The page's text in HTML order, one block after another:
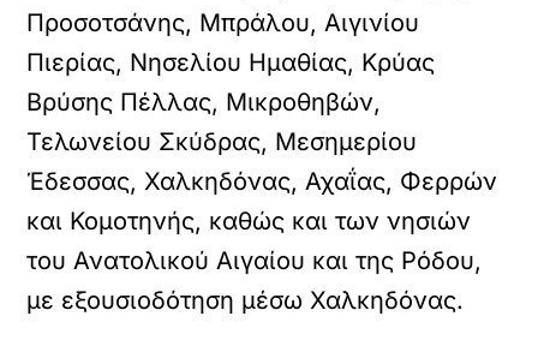
Προσοτσάνης, Μπράλου, Αιγινίου
Πιερίας, Νησελίου Ημαθίας, Κρύας
Βρύσης Πέλλας, Μικροθηβών,
Τελωνείου Σκύδρας, Μεσημερίου
Έδεσσας, Χαλκηδόνας, Αχαΐας, Φερρών
και Κομοτηνής, καθώς και των νησιών
του Ανατολικού Αιγαίου και της Ρόδου,
με εξουσιοδότηση μέσω Χαλκηδόνας.